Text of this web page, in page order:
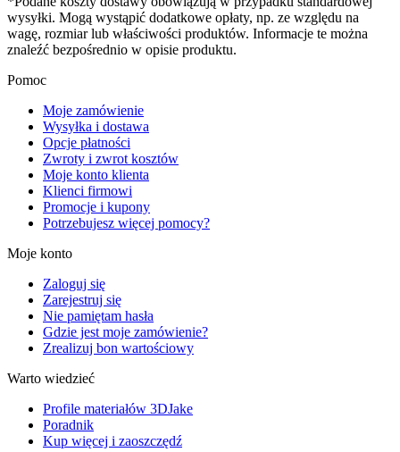
wysyłki. Mogą wystąpić dodatkowe opłaty, np. ze względu na
wagę, rozmiar lub właściwości produktów. Informacje te można
znaleźć bezpośrednio w opisie produktu.
Pomoc
Moje zamówienie
Wysyłka i dostawa
Opcje płatności
Zwroty i zwrot kosztów
Moje konto klienta
Klienci firmowi
Promocje i kupony
Potrzebujesz więcej pomocy?
Moje konto
Zaloguj się
Zarejestruj się
Nie pamiętam hasła
Gdzie jest moje zamówienie?
Zrealizuj bon wartościowy
Warto wiedzieć
Profile materiałów 3DJake
Poradnik
Kup więcej i zaoszczędź